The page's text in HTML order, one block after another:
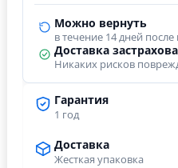
Гарантия
1 год
Доставка
Жесткая упаковка
Можно вернуть
в течение 14 дней
Доставка
Никаких рисков